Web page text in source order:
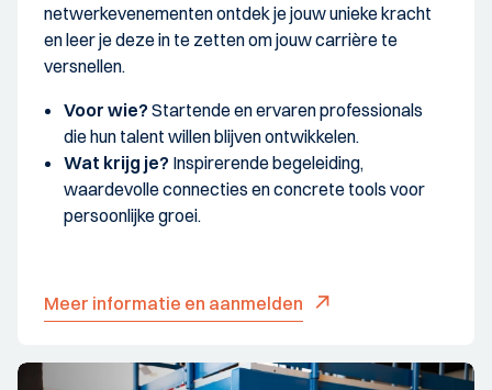
netwerkevenementen ontdek je jouw unieke kracht
en leer je deze in te zetten om jouw carrière te
versnellen.
Voor wie? Startende en ervaren professionals
die hun talent willen blijven ontwikkelen.
Wat krijg je? Inspirerende begeleiding,
waardevolle connecties en concrete tools voor
persoonlijke groei.
Meer informatie en aanmelden